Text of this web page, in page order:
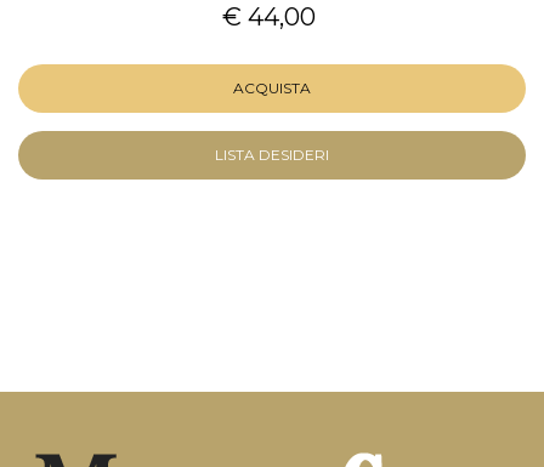
€ 44,00
ACQUISTA
LISTA DESIDERI